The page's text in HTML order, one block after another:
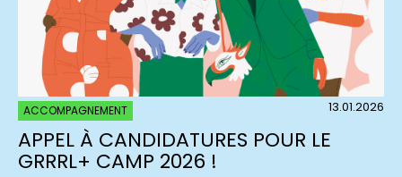
ACCOMPAGNEMENT 13.01.2026
APPEL À CANDIDATURES POUR LE
GRRRL+ CAMP 2026 !